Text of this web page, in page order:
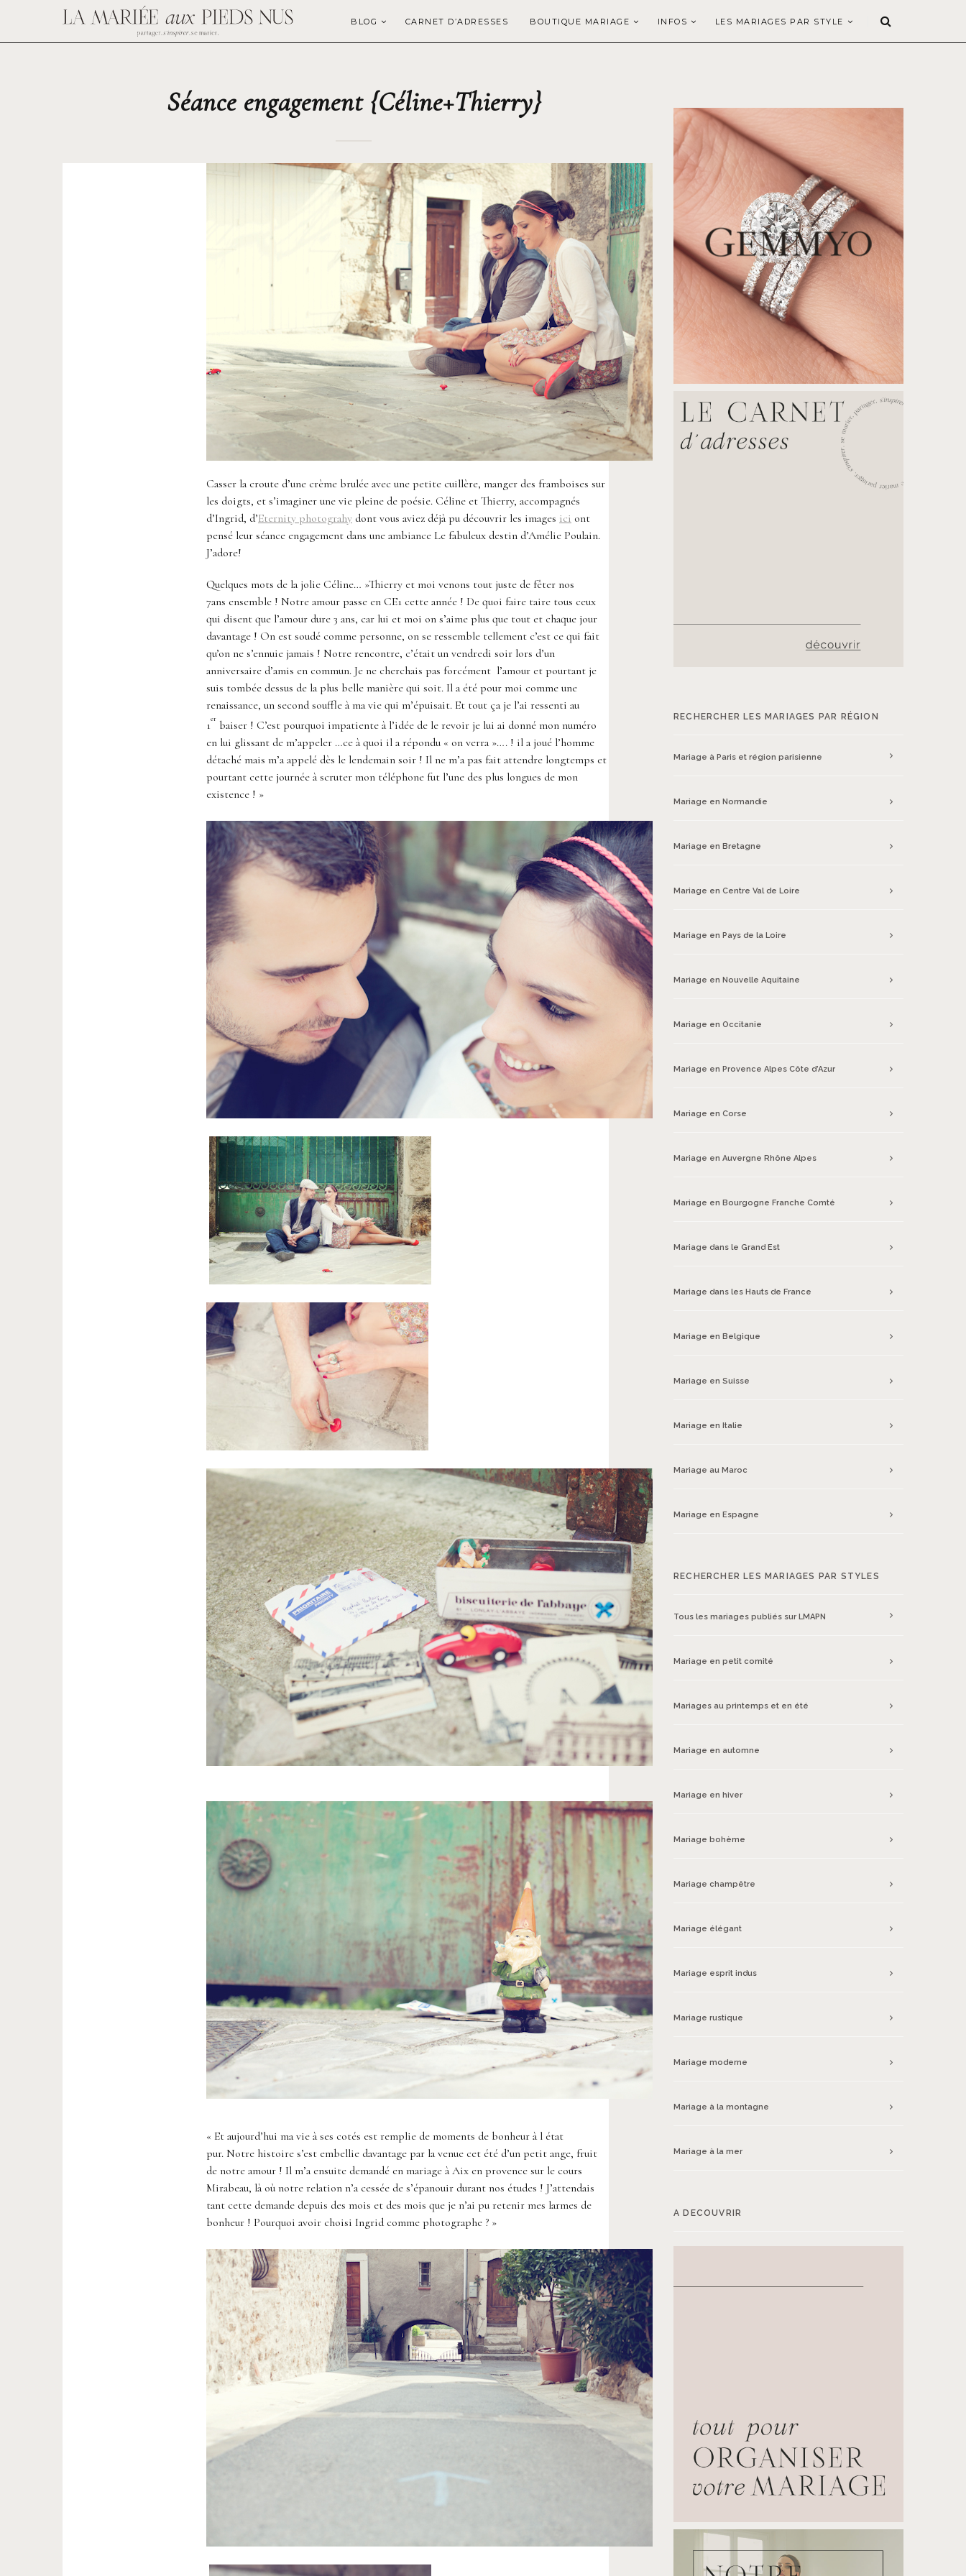
BLOG CARNET D’ADRESSES BOUTIQUE MARIAGE INFOS LES MARIAGES PAR STYLE
Séance engagement {Céline+Thierry}
Casser la croute d’une crème brulée avec une petite cuillère, manger des framboises sur
les doigts, et s’imaginer une vie pleine de poésie. Céline et Thierry, accompagnés
d’Ingrid, d’Eternity photograhy dont vous aviez déjà pu découvrir les images ici ont
pensé leur séance engagement dans une ambiance Le fabuleux destin d’Amélie Poulain.
J’adore!
Quelques mots de la jolie Céline… »Thierry et moi venons tout juste de fêter nos
7ans ensemble ! Notre amour passe en CE1 cette année ! De quoi faire taire tous ceux
qui disent que l’amour dure 3 ans, car lui et moi on s’aime plus que tout et chaque jour
davantage ! On est soudé comme personne, on se ressemble tellement c’est ce qui fait
qu’on ne s’ennuie jamais ! Notre rencontre, c’était un vendredi soir lors d’un
anniversaire d’amis en commun. Je ne cherchais pas forcément l’amour et pourtant je
suis tombée dessus de la plus belle manière qui soit. Il a été pour moi comme une
renaissance, un second souffle à ma vie qui m’épuisait. Et tout ça je l’ai ressenti au
1er baiser ! C’est pourquoi impatiente à l’idée de le revoir je lui ai donné mon numéro
en lui glissant de m’appeler …ce à quoi il a répondu « on verra »…. ! il a joué l’homme
détaché mais m’a appelé dès le lendemain soir ! Il ne m’a pas fait attendre longtemps et
pourtant cette journée à scruter mon téléphone fut l’une des plus longues de mon
existence ! »
« Et aujourd’hui ma vie à ses cotés est remplie de moments de bonheur à l état
pur. Notre histoire s’est embellie davantage par la venue cet été d’un petit ange, fruit
de notre amour ! Il m’a ensuite demandé en mariage à Aix en provence sur le cours
Mirabeau, là où notre relation n’a cessée de s’épanouir durant nos études ! J’attendais
tant cette demande depuis des mois et des mois que je n’ai pu retenir mes larmes de
bonheur ! Pourquoi avoir choisi Ingrid comme photographe ? »
RECHERCHER LES MARIAGES PAR RÉGION
Mariage à Paris et région parisienne
Mariage en Normandie
Mariage en Bretagne
Mariage en Centre Val de Loire
Mariage en Pays de la Loire
Mariage en Nouvelle Aquitaine
Mariage en Occitanie
Mariage en Provence Alpes Côte d’Azur
Mariage en Corse
Mariage en Auvergne Rhône Alpes
Mariage en Bourgogne Franche Comté
Mariage dans le Grand Est
Mariage dans les Hauts de France
Mariage en Belgique
Mariage en Suisse
Mariage en Italie
Mariage au Maroc
Mariage en Espagne
RECHERCHER LES MARIAGES PAR STYLES
Tous les mariages publiés sur LMAPN
Mariage en petit comité
Mariages au printemps et en été
Mariage en automne
Mariage en hiver
Mariage bohème
Mariage champêtre
Mariage élégant
Mariage esprit indus
Mariage rustique
Mariage moderne
Mariage à la montagne
Mariage à la mer
A DECOUVRIR